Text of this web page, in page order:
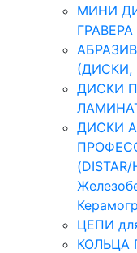
МИНИ
(ДИСКИ,
ДИСКИ
ДИСКИ
(DISTAR/
ЦЕПИ
КОЛЬЦА